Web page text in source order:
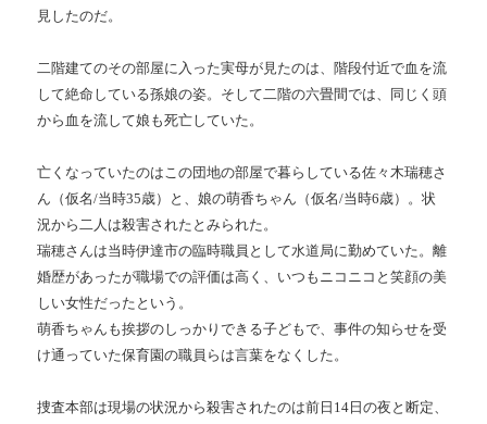
見したのだ。
二階建てのその部屋に入った実母が見たのは、階段付近で血を流
して絶命している孫娘の姿。そして二階の六畳間では、同じく頭
から血を流して娘も死亡していた。
亡くなっていたのはこの団地の部屋で暮らしている佐々木瑞穂さ
ん（仮名/当時35歳）と、娘の萌香ちゃん（仮名/当時6歳）。状
況から二人は殺害されたとみられた。
瑞穂さんは当時伊達市の臨時職員として水道局に勤めていた。離
婚歴があったが職場での評価は高く、いつもニコニコと笑顔の美
しい女性だったという。
萌香ちゃんも挨拶のしっかりできる子どもで、事件の知らせを受
け通っていた保育園の職員らは言葉をなくした。
捜査本部は現場の状況から殺害されたのは前日14日の夜と断定、